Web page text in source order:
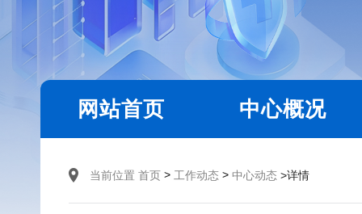
网站首页 中心概况
当前位置 首页 > 工作动态 > 中心动态 >详情